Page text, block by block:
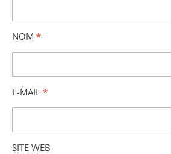
NOM *
E-MAIL *
SITE WEB